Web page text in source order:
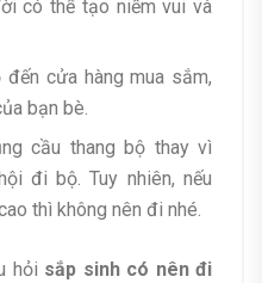
có thể tạo niềm vui và
cửa hàng mua sắm,
bạn bè.
cầu thang bộ thay vì
đi bộ. Tuy nhiên, nếu
thì không nên đi nhé.
hỏi sắp sinh có nên đi